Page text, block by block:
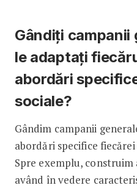
Gândiți campanii
le adaptați
abordări
sociale?
Gândim campanii
abordări specifice
Spre exemplu,
având în vedere